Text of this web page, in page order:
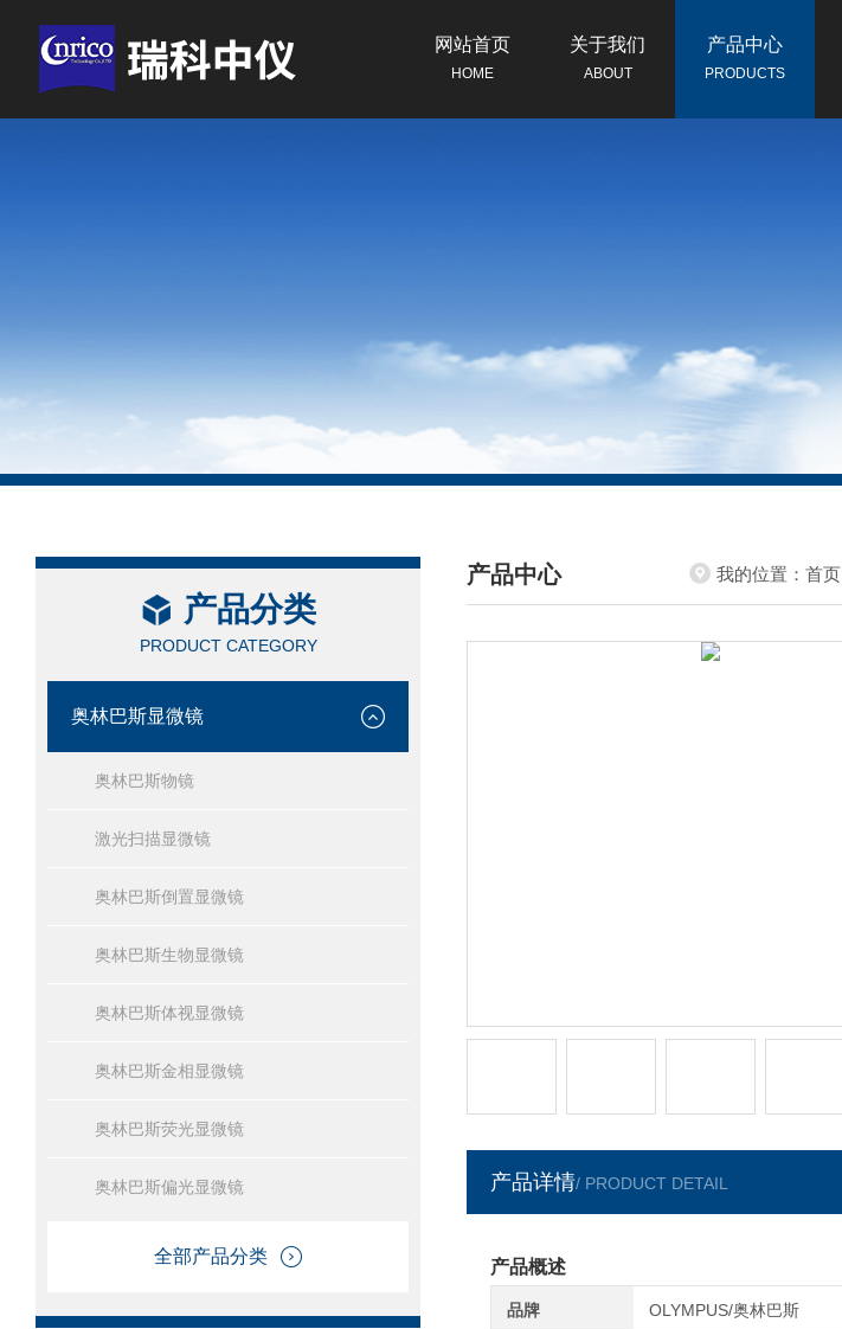
网站首页
HOME
关于我们
ABOUT
产品中心
PRODUCTS
产品分类
PRODUCT CATEGORY
奥林巴斯显微镜
奥林巴斯物镜
激光扫描显微镜
奥林巴斯倒置显微镜
奥林巴斯生物显微镜
奥林巴斯体视显微镜
奥林巴斯金相显微镜
奥林巴斯荧光显微镜
奥林巴斯偏光显微镜
全部产品分类
产品中心
/ PRODUCTS CENTER
我的位置：首页
产品详情/ PRODUCT DETAIL
产品概述
品牌 OLYMPUS/奥林巴斯